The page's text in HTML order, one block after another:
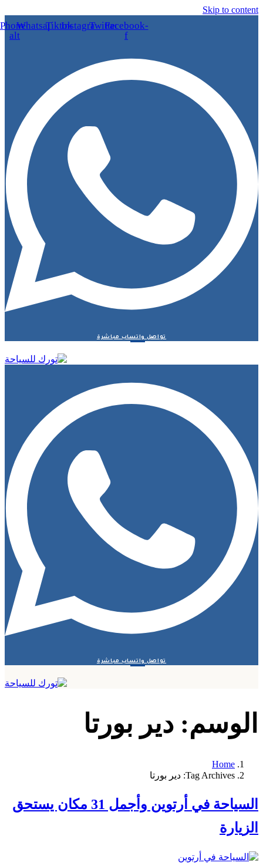
Skip to content
Facebook-
f
Twitter
Instagram
Tiktok
Whatsapp
Phone-
alt
تواصل واتساب مباشرة
تواصل واتساب مباشرة
الوسم: دير بورتا
Home
Tag Archives: دير بورتا
السياحة في أرتوين وأجمل 31 مكان يستحق
الزيارة